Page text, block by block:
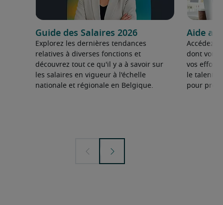
Guide des Salaires 2026
Explorez les dernières tendances
relatives à diverses fonctions et
découvrez tout ce qu'il y a à savoir sur
les salaires en vigueur à l'échelle
nationale et régionale en Belgique.
Aide au
Accédez
dont vous
vos
le talent
pour